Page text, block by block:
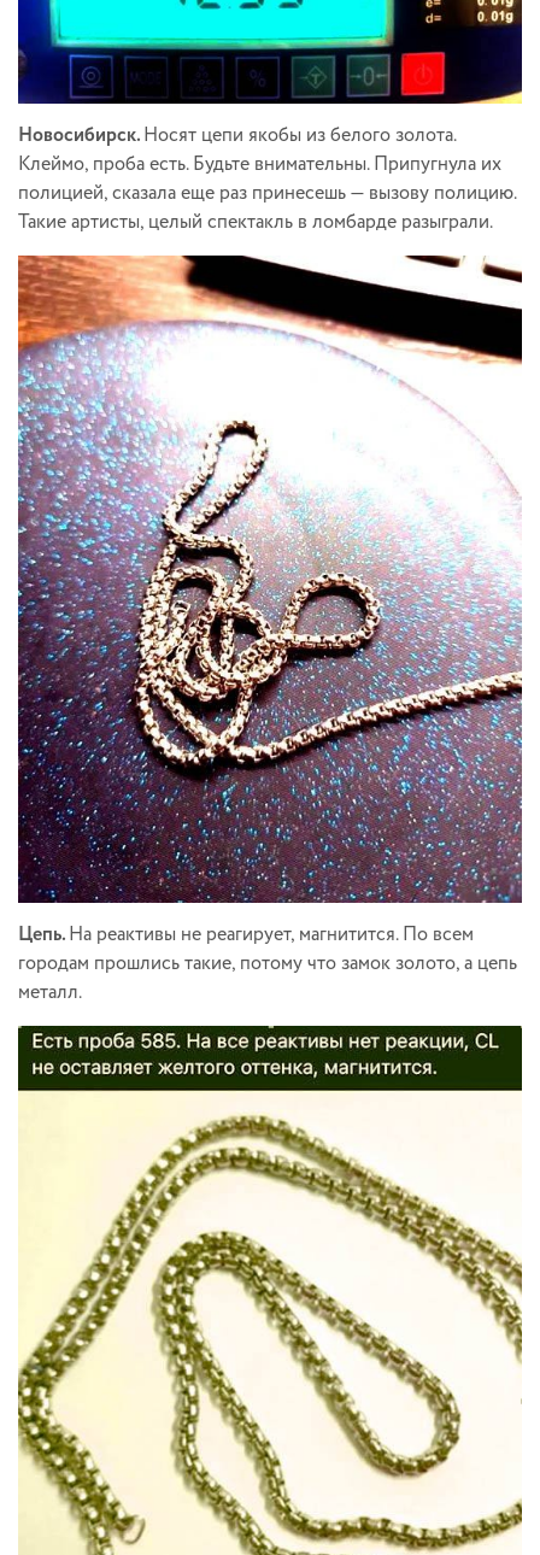
Новосибирск.Носят цепи якобы из белого золота.
Клеймо, проба есть. Будьте внимательны. Припугнула их
полицией, сказала еще раз принесешь — вызову полицию.
Такие артисты, целый спектакль в ломбарде разыграли.
Цепь.На реактивы не реагирует, магнитится. По всем
городам прошлись такие, потому что замок золото, а цепь
металл.